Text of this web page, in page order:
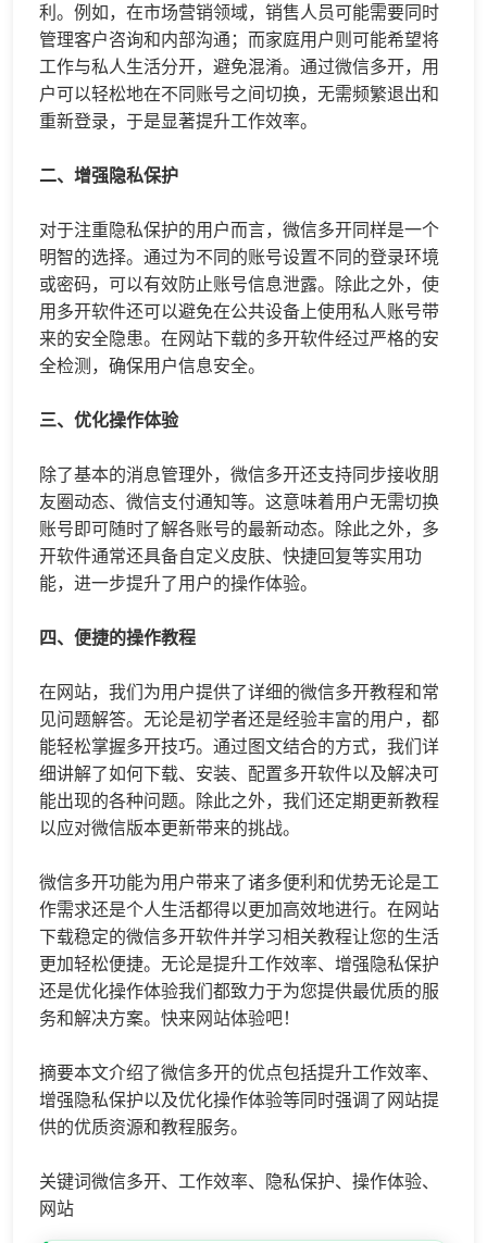
利。例如，在市场营销领域，销售人员可能需要同时
管理客户咨询和内部沟通；而家庭用户则可能希望将
工作与私人生活分开，避免混淆。通过微信多开，用
户可以轻松地在不同账号之间切换，无需频繁退出和
重新登录，于是显著提升工作效率。
二、增强隐私保护
对于注重隐私保护的用户而言，微信多开同样是一个
明智的选择。通过为不同的账号设置不同的登录环境
或密码，可以有效防止账号信息泄露。除此之外，使
用多开软件还可以避免在公共设备上使用私人账号带
来的安全隐患。在网站下载的多开软件经过严格的安
全检测，确保用户信息安全。
三、优化操作体验
除了基本的消息管理外，微信多开还支持同步接收朋
友圈动态、微信支付通知等。这意味着用户无需切换
账号即可随时了解各账号的最新动态。除此之外，多
开软件通常还具备自定义皮肤、快捷回复等实用功
能，进一步提升了用户的操作体验。
四、便捷的操作教程
在网站，我们为用户提供了详细的微信多开教程和常
见问题解答。无论是初学者还是经验丰富的用户，都
能轻松掌握多开技巧。通过图文结合的方式，我们详
细讲解了如何下载、安装、配置多开软件以及解决可
能出现的各种问题。除此之外，我们还定期更新教程
以应对微信版本更新带来的挑战。
微信多开功能为用户带来了诸多便利和优势无论是工
作需求还是个人生活都得以更加高效地进行。在网站
下载稳定的微信多开软件并学习相关教程让您的生活
更加轻松便捷。无论是提升工作效率、增强隐私保护
还是优化操作体验我们都致力于为您提供最优质的服
务和解决方案。快来网站体验吧！
摘要本文介绍了微信多开的优点包括提升工作效率、
增强隐私保护以及优化操作体验等同时强调了网站提
供的优质资源和教程服务。
关键词微信多开、工作效率、隐私保护、操作体验、
网站